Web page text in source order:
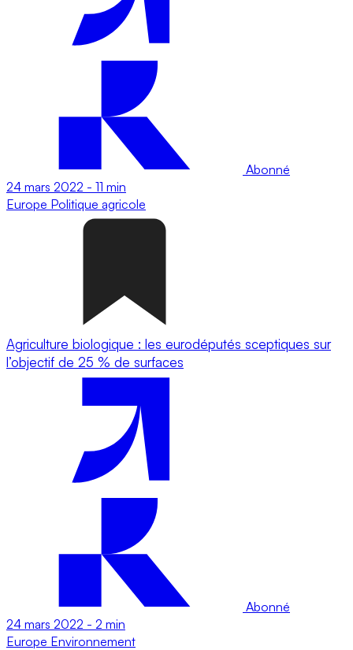
Abonné
24 mars 2022 - 11 min
Europe Politique agricole
Agriculture biologique : les eurodéputés sceptiques sur
l’objectif de 25 % de surfaces
Abonné
24 mars 2022 - 2 min
Europe Environnement